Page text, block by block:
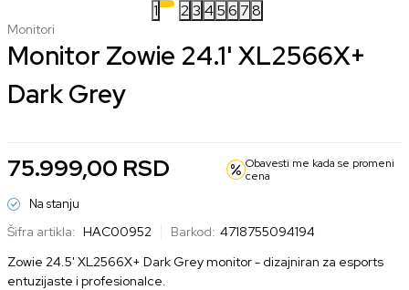
1 23 456 78
Monitori
Monitor Zowie 24.1' XL2566X+
Dark Grey
75.999,00 RSD
Obavesti me kada se promeni
cena
Na stanju
Šifra artikla: HAC00952 Barkod: 4718755094194
Zowie 24.5' XL2566X+ Dark Grey monitor - dizajniran za esports
entuzijaste i profesionalce.